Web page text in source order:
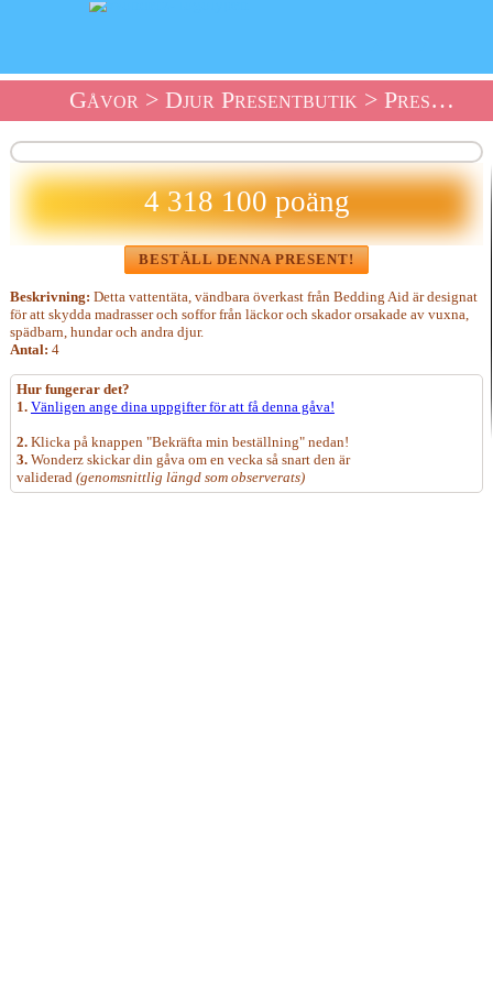
Gåvor> Djur Presentbutik> Presentbutik Ett Vändbart Vattentätt Överkast
4 318 100 poäng
BESTÄLL DENNA PRESENT!
Beskrivning: Detta vattentäta, vändbara överkast från Bedding Aid är designat
för att skydda madrasser och soffor från läckor och skador orsakade av vuxna,
spädbarn, hundar och andra djur.
Antal: 4
Hur fungerar det?
1. Vänligen ange dina uppgifter för att få denna gåva!
2.Klicka på knappen "Bekräfta min beställning" nedan!
3.Wonderz skickar din gåva om en vecka så snart den är
validerad (genomsnittlig längd som observerats)